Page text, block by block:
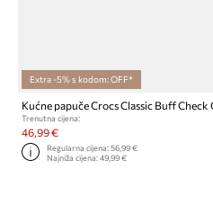
Extra -5% s kodom: OFF*
Trenutna cijena:
46,99 €
Regularna cijena:56,99 €
Najniža cijena:49,99 €